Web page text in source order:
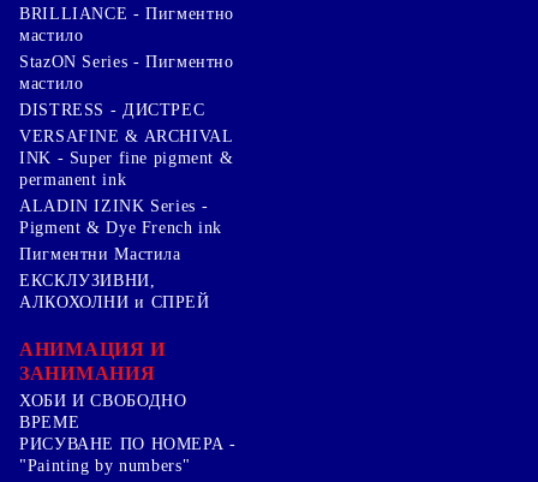
BRILLIANCE - Пигментно
мастило
StazON Series - Пигментно
мастило
DISTRESS - ДИСТРЕС
VERSAFINE & ARCHIVAL
INK - Super fine pigment &
permanent ink
ALADIN IZINK Series -
Pigment & Dye French ink
Пигментни Мастила
ЕКСКЛУЗИВНИ,
АЛКОХОЛНИ и СПРЕЙ
АНИМАЦИЯ И
ЗАНИМАНИЯ
ХОБИ И СВОБОДНО
ВРЕМЕ
РИСУВАНЕ ПО НОМЕРА -
"Painting by numbers"